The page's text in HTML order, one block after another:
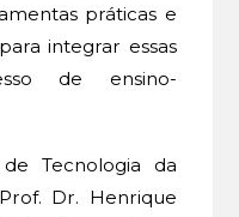
práticas e
integrar essas
de ensino-
Tecnologia da
Dr. Henrique